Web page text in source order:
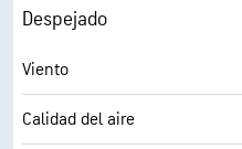
AccuLumen Brightness Index™
Nubosidad
Visibilidad
Despejado
Viento
Calidad del aire